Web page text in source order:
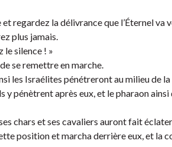
regardez la délivrance que l’Éternel va
plus jamais.
le silence ! »
se remettre en marche.
les Israélites pénétreront au milieu de la
pénètrent après eux, et le pharaon ainsi
chars et ses cavaliers auront fait
position et marcha derrière eux, et la